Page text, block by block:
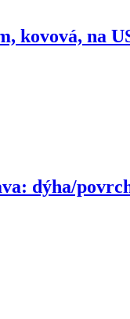
kovová, na
dýha/